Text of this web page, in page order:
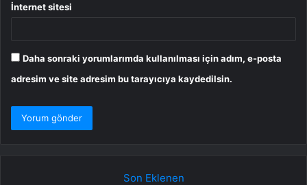
İnternet sitesi
Daha sonraki yorumlarımda kullanılması için adım, e-posta
adresim ve site adresim bu tarayıcıya kaydedilsin.
Son Eklenen